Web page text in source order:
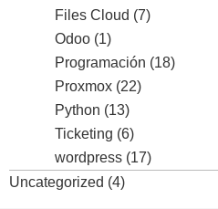
Files Cloud (7)
Odoo (1)
Programación (18)
Proxmox (22)
Python (13)
Ticketing (6)
wordpress (17)
Uncategorized (4)